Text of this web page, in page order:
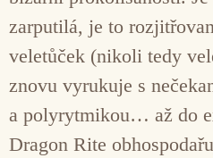
zarputilá, je to
veletůček (nikoli tedy
znovu vyrukuje s
a polyrytmikou… až do
Dragon Rite